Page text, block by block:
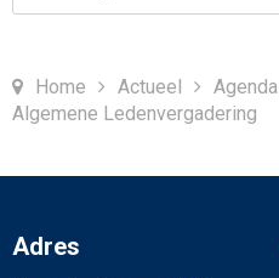
Home Actueel
Agenda
Algemene Ledenvergadering
Adres